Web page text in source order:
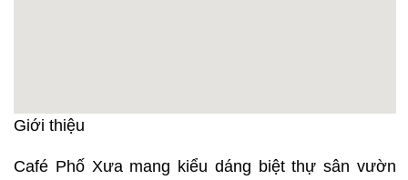
Giới thiệu
Café Phố Xưa mang kiểu dáng biệt thự sân vườn